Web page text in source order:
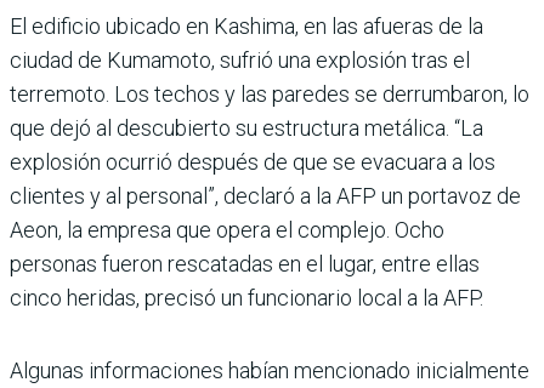
El edificio ubicado en Kashima, en las afueras de la
ciudad de Kumamoto, sufrió una explosión tras el
terremoto. Los techos y las paredes se derrumbaron, lo
que dejó al descubierto su estructura metálica. “La
explosión ocurrió después de que se evacuara a los
clientes y al personal”, declaró a la AFP un portavoz de
Aeon, la empresa que opera el complejo. Ocho
personas fueron rescatadas en el lugar, entre ellas
cinco heridas, precisó un funcionario local a la AFP.
Algunas informaciones habían mencionado inicialmente